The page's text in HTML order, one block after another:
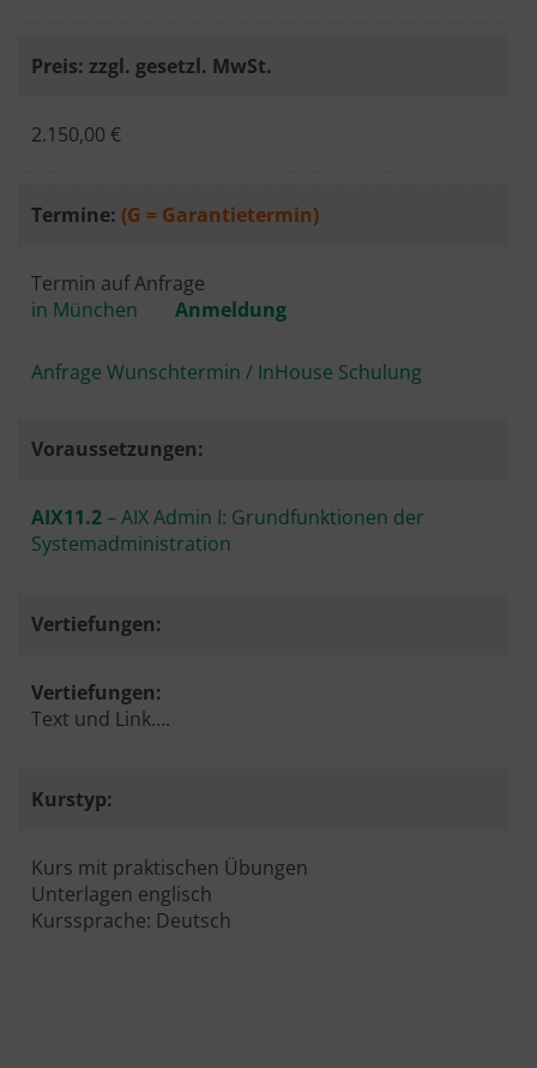
Preis: zzgl. gesetzl. MwSt.
2.150,00 €
Termine: (G = Garantietermin)
Termin auf Anfrage
in München
Anmeldung
Anfrage Wunschtermin / InHouse Schulung
Voraussetzungen:
AIX11.2– AIX Admin I: Grundfunktionen der
Systemadministration
Vertiefungen:
Vertiefungen:
Text und Link….
Kurstyp:
Kurs mit praktischen Übungen
Unterlagen englisch
Kurssprache: Deutsch